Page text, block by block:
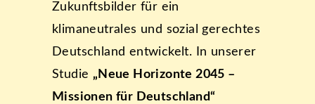
Zukunftsbilder für ein
klimaneutrales und sozial gerechtes
Deutschland entwickelt. In unserer
Studie „Neue Horizonte 2045 –
Missionen für Deutschland“